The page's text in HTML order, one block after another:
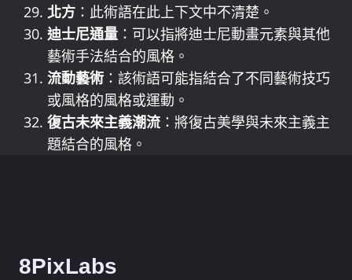
北方 ：此術語在此上下文中不清楚。
迪士尼通量 ：可以指將迪士尼動畫元素與其他
藝術手法結合的風格。
流動藝術 ：該術語可能指結合了不同藝術技巧
或風格的風格或運動。
復古未來主義潮流 ：將復古美學與未來主義主
題結合的風格。
8PixLabs